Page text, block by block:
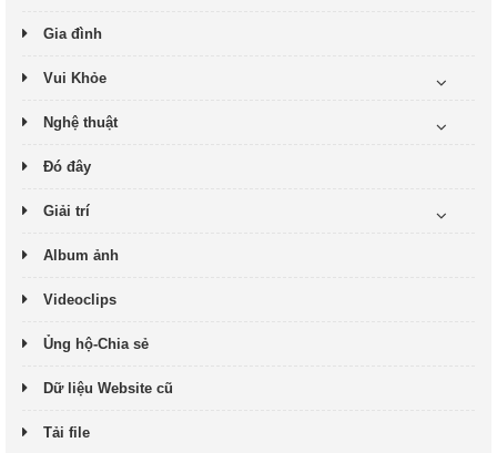
Gia đình
Vui Khỏe
Nghệ thuật
Đó đây
Giải trí
Album ảnh
Videoclips
Ủng hộ-Chia sẻ
Dữ liệu Website cũ
Tải file